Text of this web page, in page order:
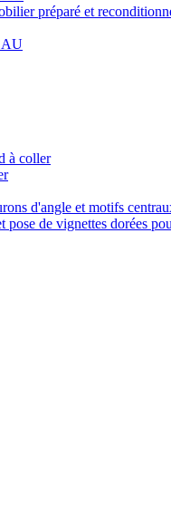
préparé et
à coller
d'angle et motifs
pose de vignettes dorées